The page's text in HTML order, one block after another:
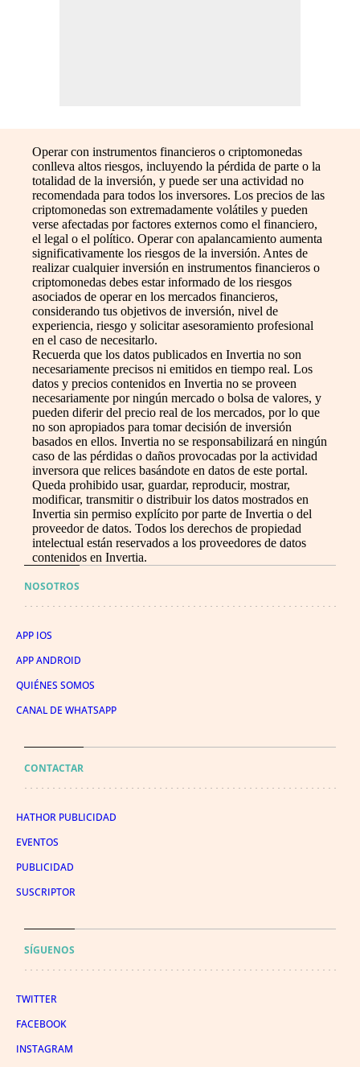
Operar con instrumentos financieros o criptomonedas
conlleva altos riesgos, incluyendo la pérdida de parte o la
totalidad de la inversión, y puede ser una actividad no
recomendada para todos los inversores. Los precios de las
criptomonedas son extremadamente volátiles y pueden
verse afectadas por factores externos como el financiero,
el legal o el político. Operar con apalancamiento aumenta
significativamente los riesgos de la inversión. Antes de
realizar cualquier inversión en instrumentos financieros o
criptomonedas debes estar informado de los riesgos
asociados de operar en los mercados financieros,
considerando tus objetivos de inversión, nivel de
experiencia, riesgo y solicitar asesoramiento profesional
en el caso de necesitarlo.
Recuerda que los datos publicados en Invertia no son
necesariamente precisos ni emitidos en tiempo real. Los
datos y precios contenidos en Invertia no se proveen
necesariamente por ningún mercado o bolsa de valores, y
pueden diferir del precio real de los mercados, por lo que
no son apropiados para tomar decisión de inversión
basados en ellos. Invertia no se responsabilizará en ningún
caso de las pérdidas o daños provocadas por la actividad
inversora que relices basándote en datos de este portal.
Queda prohibido usar, guardar, reproducir, mostrar,
modificar, transmitir o distribuir los datos mostrados en
Invertia sin permiso explícito por parte de Invertia o del
proveedor de datos. Todos los derechos de propiedad
intelectual están reservados a los proveedores de datos
contenidos en Invertia.
NOSOTROS
APP IOS
APP ANDROID
QUIÉNES SOMOS
CANAL DE WHATSAPP
CONTACTAR
HATHOR PUBLICIDAD
EVENTOS
PUBLICIDAD
SUSCRIPTOR
SÍGUENOS
TWITTER
FACEBOOK
INSTAGRAM